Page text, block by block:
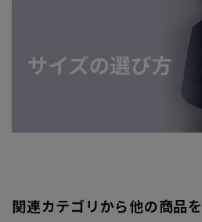
関連カテゴリから他の商品